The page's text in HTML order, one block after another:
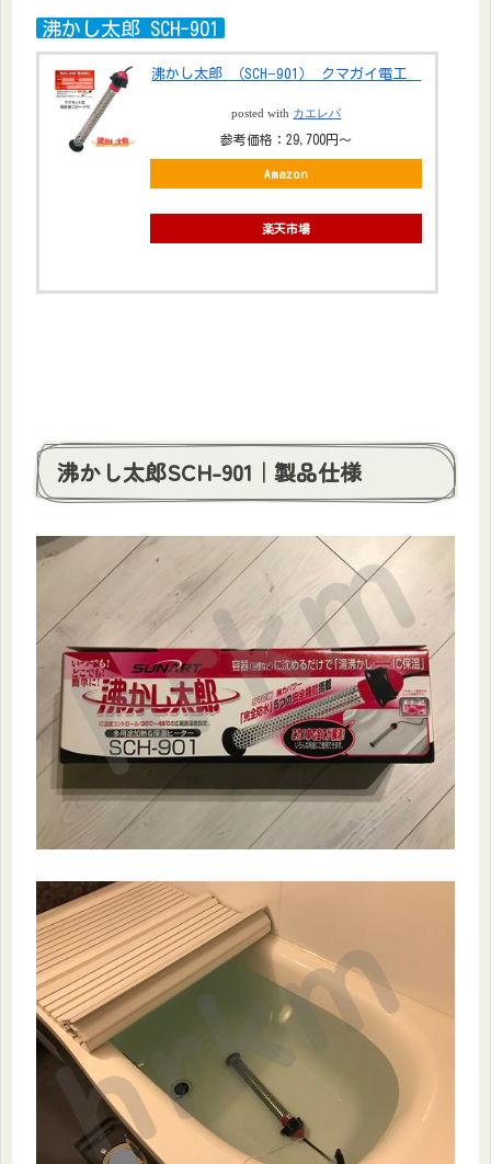
沸かし太郎 SCH-901
沸かし太郎 （SCH−901） クマガイ電工
posted with カエレバ
参考価格：29,700円〜
Amazon
楽天市場
沸かし太郎SCH-901｜製品仕様